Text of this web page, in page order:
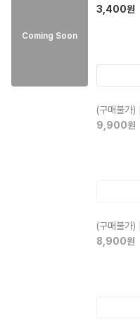
Coming Soon
3,400원
(구매불가)
9,900원
(구매불가)
8,900원